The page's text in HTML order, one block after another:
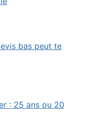
bas peut te
: 25 ans ou 20